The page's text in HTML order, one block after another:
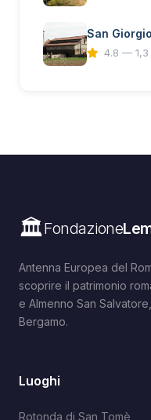
San
4.8 — 1,3
🏛️Fondazione
Antenna Europea del
scoprire il patrimonio
e Almenno San
Bergamo.
Luoghi
Rotonda di San Tomè